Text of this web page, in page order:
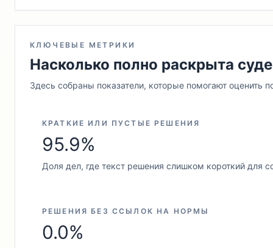
КЛЮЧЕВЫЕ МЕТРИКИ
Насколько полно раскрыта
Здесь собраны показатели, которые помогают оценить
КРАТКИЕ ИЛИ ПУСТЫЕ РЕШЕНИЯ
95.9%
Доля дел, где текст решения слишком короткий для
РЕШЕНИЯ БЕЗ ССЫЛОК НА НОРМЫ
0.0%